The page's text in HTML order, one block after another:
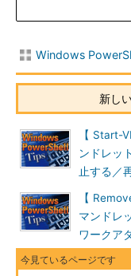
Windows
新し
【 Start-
ンドレッ
止する／
【
マンドレ
ワークア